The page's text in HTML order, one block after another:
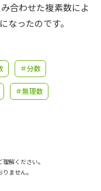
解説
イブ
IDについて
合わせた複素数によ
なったのです。
＃分数
＃無理数
解ください。
ません。